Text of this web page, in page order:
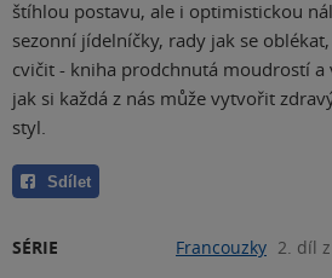
štíhlou postavu, ale i optimistickou
sezonní jídelníčky, rady jak se
cvičit - kniha prodchnutá moudrostí a
jak si každá z nás může vytvořit
styl.
Sdílet
SÉRIE Francouzky 2. díl